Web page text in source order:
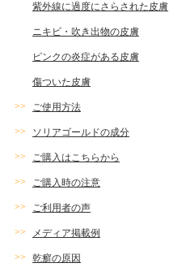
紫外線に過度にさらされた皮膚
ニキビ・吹き出物の皮膚
ピンクの炎症がある皮膚
傷ついた皮膚
>> ご使用方法
>> ソリアゴールドの成分
>> ご購入はこちらから
>> ご購入時の注意
>> ご利用者の声
>> メディア掲載例
>> 乾癬の原因